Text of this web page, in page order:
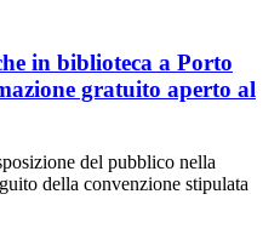
in biblioteca a Porto
gratuito aperto al
del pubblico nella
della convenzione stipulata